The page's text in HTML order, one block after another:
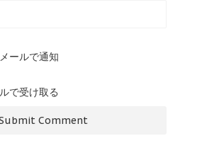
ールで通知
で受け取る